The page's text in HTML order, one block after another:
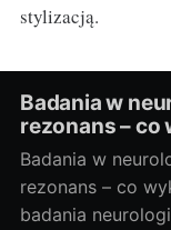
stylizacją.
Badania w
rezonans –
Badania w
rezonans – co
badania